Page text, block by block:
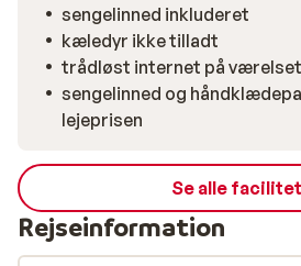
sengelinned inkluderet
kæledyr ikke tilladt
trådløst internet på
sengelinned og
lejeprisen
Se alle
Rejseinformation